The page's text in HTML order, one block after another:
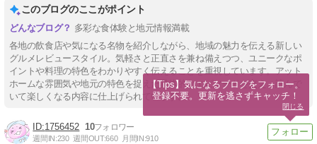
このブログのここがポイント
多彩な食体験と地元情報満載
各地の飲食店や気になる名物を紹介しながら、地域の魅力を伝える新しい
グルメレビュースタイル。気軽さと正直さを兼ね備えつつ、ユニークなポ
イントや料理の特色をわかりやすく伝えることを重視しています。アット
ホームな雰囲気や地元の特色を捉えた具体的なエピソードを交え、読んで
いて楽しくなる内容に仕上げられています。
1756452 10
週間IN:230 週間OUT:660 月間IN:910
【Tips】気になるブログをフォロー。
登録不要。更新を逃さずキャッチ！
閉じる